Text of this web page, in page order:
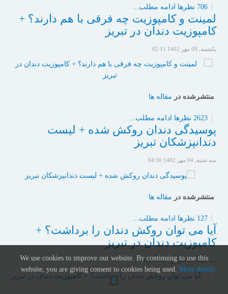
706 نظرها ادامه مطلب...
لمینت و کامپوزیت چه فرقی با هم دارند؟ +
کامپوزیت دندان در تبریز
یکشنبه, 09 مهر 1402 02:11
منتشرشده در مقاله ها
2623 نظرها ادامه مطلب...
پوسیدگی دندان روکش شده + لیست
دندانپزشکان تبریز
سه شنبه, 04 مهر 1402 04:50
منتشرشده در مقاله ها
127 نظرها ادامه مطلب...
آیا می توان روکش دندان را برداشت؟ +
کامپوزیت دندان در تبریز
سه شنبه, 28 شهریور 1402 04:59
We use cookies to improve our website. By continuing to use this
website, you are giving consent to cookies being used. More details…